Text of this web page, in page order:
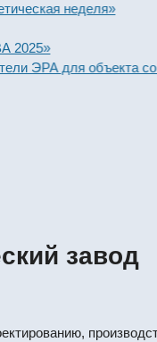
неделя»
ЭРА для объекта
завод